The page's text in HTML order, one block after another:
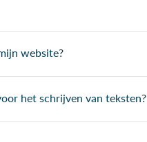
website?
het schrijven van teksten?